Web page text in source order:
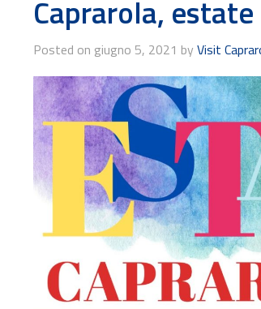
Caprarola,
Posted on giugno 5, 2021 by Visit